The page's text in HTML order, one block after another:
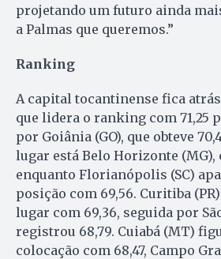
projetando um futuro ainda
a Palmas que queremos.”
Ranking
A capital tocantinense fica
que lidera o ranking com 71,25
por Goiânia (GO), que obteve
lugar está Belo Horizonte (MG),
enquanto Florianópolis (SC)
posição com 69,56. Curitiba
lugar com 69,36, seguida por
registrou 68,79. Cuiabá (MT)
colocação com 68,47, Campo